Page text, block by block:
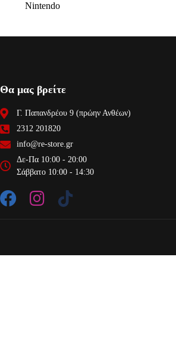
Nintendo
Θα μας βρείτε
Γ. Παπανδρέου 9 (πρώην Ανθέων)
2312 201820
info@re-store.gr
Δε-Πα 10:00 - 20:00
Σάββατο 10:00 - 14:30